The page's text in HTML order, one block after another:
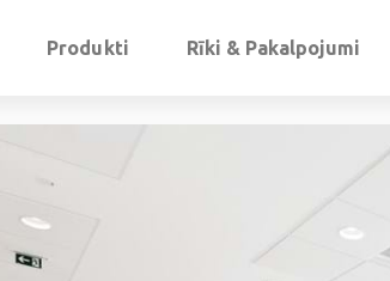
Produkti Rīki & Pakalpojumi